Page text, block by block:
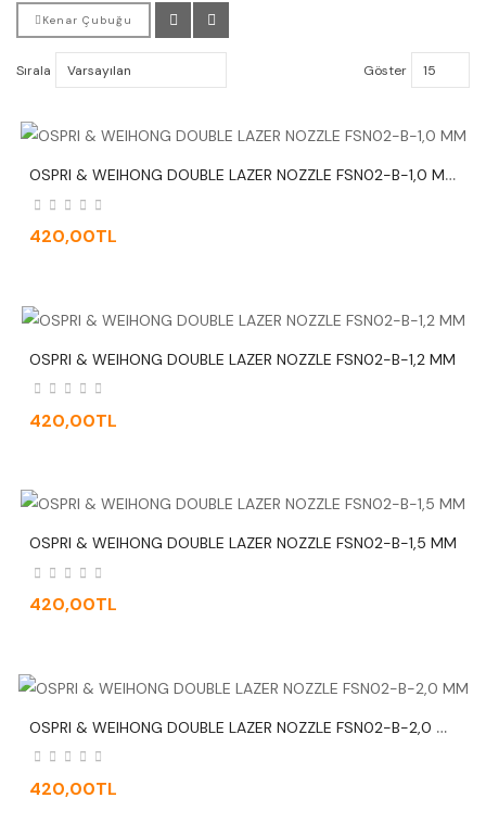
Kenar Çubuğu
Sırala Göster
O
SPRI & WEIHONG DOUBLE LAZER NOZZLE FSN02-B-1,0 MM
420,00TL
OSPRI & WEIHONG DOUBLE LAZER NOZZLE FSN02-B-1,2 MM
420,00TL
OSPRI & WEIHONG DOUBLE LAZER NOZZLE FSN02-B-1,5 MM
420,00TL
O
SPRI & WEIHONG DOUBLE LAZER NOZZLE FSN02-B-2,0 MM
420,00TL